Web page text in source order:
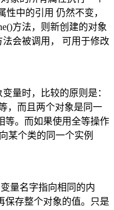
性中的引用 仍然不变，
方法，则新创建的对象
法会被调用， 可用于修改
量时，比较的原则是：
，而且两个对象是同一
等。而如果使用全等操作
某个类的同一个实例
量名字指向相同的内
保存整个对象的值。只是